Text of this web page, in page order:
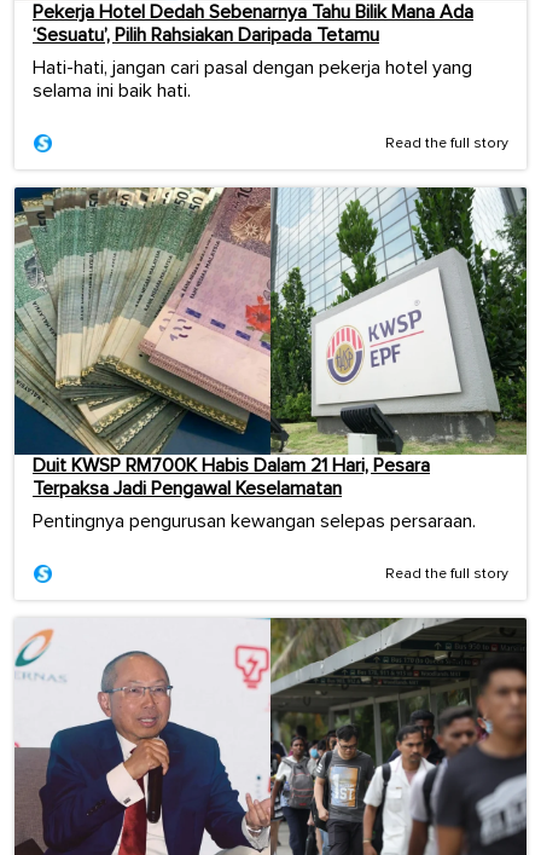
Pekerja Hotel Dedah Sebenarnya Tahu Bilik Mana Ada
‘Sesuatu’, Pilih Rahsiakan Daripada Tetamu
Hati-hati, jangan cari pasal dengan pekerja hotel yang
selama ini baik hati.
Read the full story
Duit KWSP RM700K Habis Dalam 21 Hari, Pesara
Terpaksa Jadi Pengawal Keselamatan
Pentingnya pengurusan kewangan selepas persaraan.
Read the full story